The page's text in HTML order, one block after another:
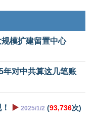
模扩建留置中心
年对中共算这几笔账
▶️ 2025/1/2 (93,736次)